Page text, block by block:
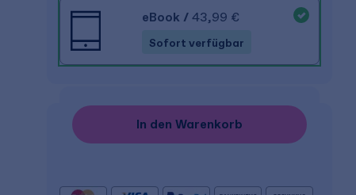
eBook / 43,99 €
Sofort verfügbar
In den Warenkorb